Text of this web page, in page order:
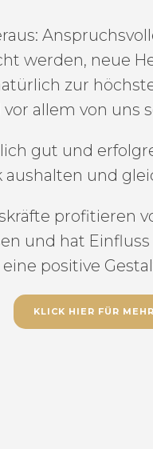
werden, neue
zur
allem von uns
gut und
und
profitieren
und hat Einfluss
positive
KLICK HIER FÜR